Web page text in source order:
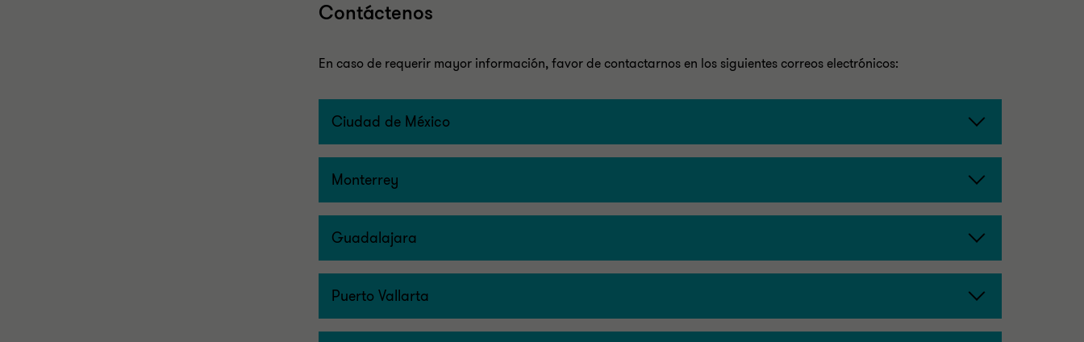
Contáctenos
En caso de requerir mayor información, favor de contactarnos en los siguientes correos electrónicos:
Ciudad de México
Monterrey
Guadalajara
Puerto Vallarta